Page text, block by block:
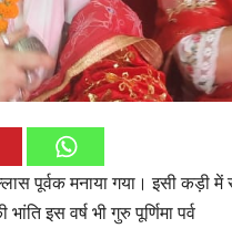
पूर्वक मनाया गया। इसी कड़ी
इस वर्ष भी गुरु पूर्णिमा पर्व